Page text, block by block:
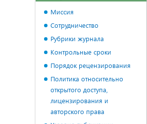
Миссия
Сотрудничество
Рубрики журнала
Контрольные сроки
Порядок рецензирования
Политика относительно
открытого доступа,
лицензирования и
авторского права